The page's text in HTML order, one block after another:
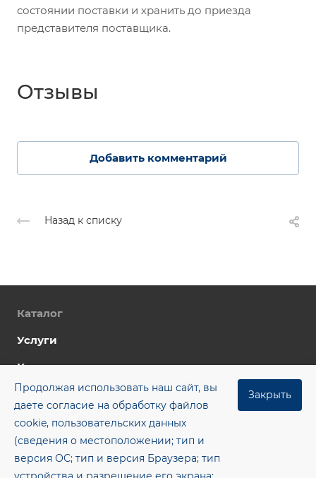
состоянии поставки и хранить до приезда
представителя поставщика.
Отзывы
Добавить комментарий
Назад к списку
Каталог
Услуги
Компания
Цены
Контакты
Блог
+7 (8482) 955‒462
Продолжая использовать наш сайт, вы
даете согласие на обработку файлов
cookie, пользовательских данных
(сведения о местоположении; тип и
версия ОС; тип и версия Браузера; тип
Закрыть